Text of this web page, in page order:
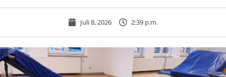
Juli 8, 2026 2:39 p.m.